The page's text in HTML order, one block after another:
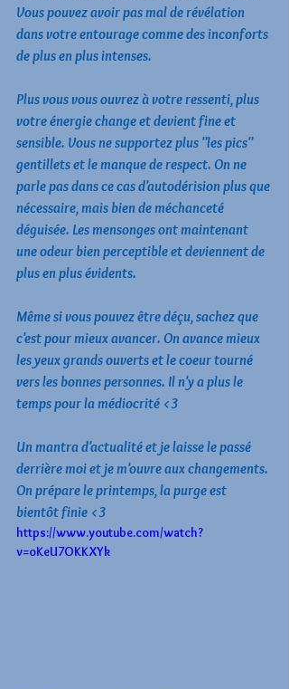
Vous pouvez avoir pas mal de révélation
dans votre entourage comme des inconforts
de plus en plus intenses.
Plus vous vous ouvrez à votre ressenti, plus
votre énergie change et devient fine et
sensible. Vous ne supportez plus "les pics"
gentillets et le manque de respect. On ne
parle pas dans ce cas d'autodérision plus que
nécessaire, mais bien de méchanceté
déguisée. Les mensonges ont maintenant
une odeur bien perceptible et deviennent de
plus en plus évidents.
Même si vous pouvez être déçu, sachez que
c'est pour mieux avancer. On avance mieux
les yeux grands ouverts et le coeur tourné
vers les bonnes personnes. Il n'y a plus le
temps pour la médiocrité <3
Un mantra d'actualité et je laisse le passé
derrière moi et je m'ouvre aux changements.
On prépare le printemps, la purge est
bientôt finie <3
https://www.youtube.com/watch?
v=oKeU7OKKXYk